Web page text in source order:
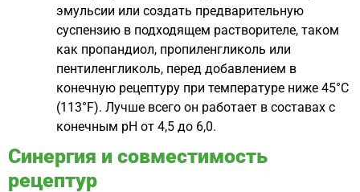
эмульсии или создать предварительную
суспензию в подходящем растворителе, таком
как пропандиол, пропиленгликоль или
пентиленгликоль, перед добавлением в
конечную рецептуру при температуре ниже 45°C
(113°F). Лучше всего он работает в составах с
конечным pH от 4,5 до 6,0.
Синергия и совместимость
рецептур